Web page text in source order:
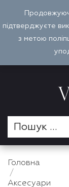
Головна
/
Аксесуари
підтверджуєте
з метою